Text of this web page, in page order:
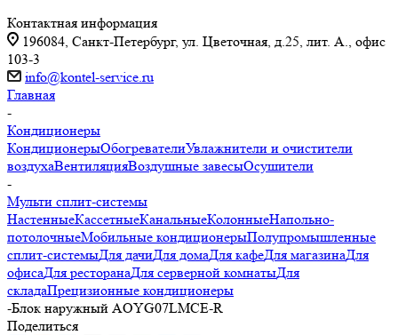
Контактная информация
196084, Санкт-Петербург, ул. Цветочная, д.25, лит. А., офис
103-3
info@kontel-service.ru
Главная
-
Кондиционеры
КондиционерыОбогревателиУвлажнители и очистители
воздухаВентиляцияВоздушные завесыОсушители
-
Мульти сплит-системы
НастенныеКассетныеКанальныеКолонныеНапольно-
потолочныеМобильные кондиционерыПолупромышленные
сплит-системыДля дачиДля домаДля кафеДля магазинаДля
офисаДля ресторанаДля серверной комнатыДля
складаПрецизионные кондиционеры
-Блок наружный AOYG07LMCE-R
Поделиться